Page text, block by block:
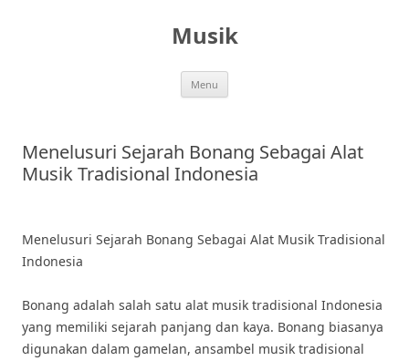
Musik
Menu
Menelusuri Sejarah Bonang Sebagai Alat
Musik Tradisional Indonesia
Menelusuri Sejarah Bonang Sebagai Alat Musik Tradisional
Indonesia
Bonang adalah salah satu alat musik tradisional Indonesia
yang memiliki sejarah panjang dan kaya. Bonang biasanya
digunakan dalam gamelan, ansambel musik tradisional